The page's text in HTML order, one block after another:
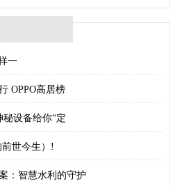
一
OPPO高居榜
设备给你“定
世今生）!
：智慧水利的守护